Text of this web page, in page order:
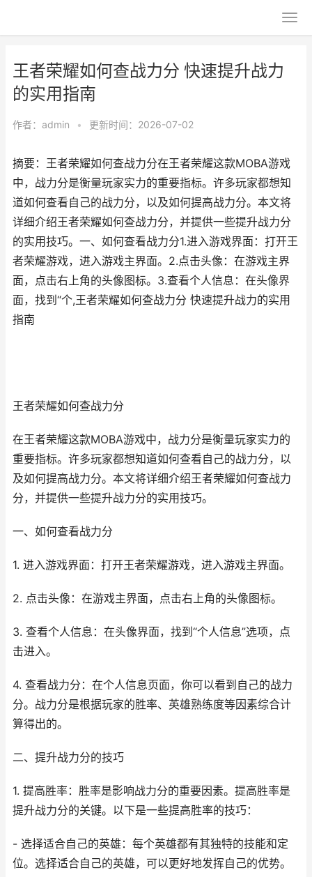
王者荣耀如何查战力分 快速提升战力
的实用指南
作者： admin • 更新时间：2026-07-02
摘要：王者荣耀如何查战力分在王者荣耀这款MOBA游戏
中，战力分是衡量玩家实力的重要指标。许多玩家都想知
道如何查看自己的战力分，以及如何提高战力分。本文将
详细介绍王者荣耀如何查战力分，并提供一些提升战力分
的实用技巧。一、如何查看战力分1.进入游戏界面：打开王
者荣耀游戏，进入游戏主界面。2.点击头像：在游戏主界
面，点击右上角的头像图标。3.查看个人信息：在头像界
面，找到“个,王者荣耀如何查战力分 快速提升战力的实用
指南
王者荣耀如何查战力分
在王者荣耀这款MOBA游戏中，战力分是衡量玩家实力的
重要指标。许多玩家都想知道如何查看自己的战力分，以
及如何提高战力分。本文将详细介绍王者荣耀如何查战力
分，并提供一些提升战力分的实用技巧。
一、如何查看战力分
1. 进入游戏界面：打开王者荣耀游戏，进入游戏主界面。
2. 点击头像：在游戏主界面，点击右上角的头像图标。
3. 查看个人信息：在头像界面，找到“个人信息”选项，点
击进入。
4. 查看战力分：在个人信息页面，你可以看到自己的战力
分。战力分是根据玩家的胜率、英雄熟练度等因素综合计
算得出的。
二、提升战力分的技巧
1. 提高胜率：胜率是影响战力分的重要因素。提高胜率是
提升战力分的关键。以下是一些提高胜率的技巧：
- 选择适合自己的英雄：每个英雄都有其独特的技能和定
位。选择适合自己的英雄，可以更好地发挥自己的优势。